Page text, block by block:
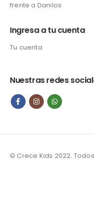
frente a Danilos
Ingresa a tu cuenta
Tu cuenta
Nuestras redes
© Crece Kids 2022.